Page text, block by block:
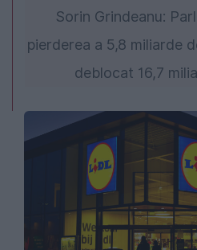
Sorin Grindeanu:
pierderea a 5,8 miliarde
deblocat 16,7